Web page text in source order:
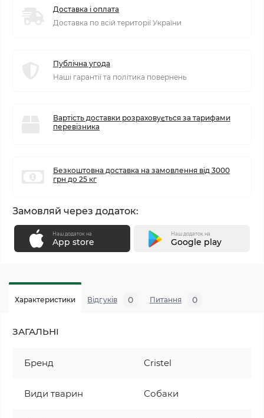
Доставка і оплата
Доставка по всій території України
Публічна угода
Наші гарантії та політика повернень
Вартість доставки розраховується за тарифами
перевізника
Безкоштовна доставка на замовлення від 3000
грн до 25 кг
Замовляй через додаток:
Наш додаток на
App store
Наш додаток на
Google play
Характеристики Відгуків 0 Питання 0
ЗАГАЛЬНІ
Бренд Cristel
Види тварин Собаки